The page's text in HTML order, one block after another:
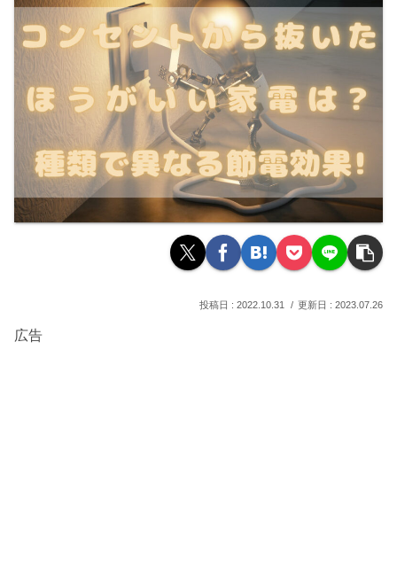
2022.10.31 2023.07.26
広告